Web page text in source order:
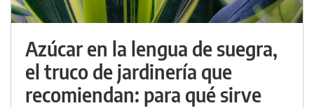
Azúcar en la lengua de suegra,
el truco de jardinería que
recomiendan: para qué sirve